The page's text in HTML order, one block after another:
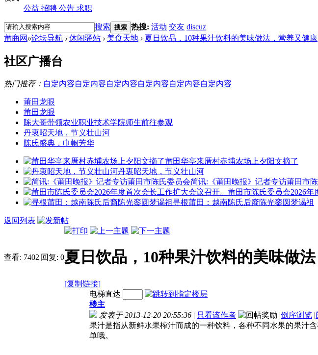
公益 招聘 公告 求职
搜索 搜索 热搜: 活动 交友 discuz
莆商网 »论坛导航 › 休闲驿站 › 美食天地 › 夏日饮品，10种果汁饮料的美味做法，营养又健康
社区广播台
热门推荐： 自定内容自定内容自定内容自定内容自定内容自定内容
莆田龙眼
莆田龙眼
陈大哥带领农业职业技术学院师生前往参观
丹衷昭天地，节义壮山河
陈氏盛典，巾帼芳华
莆田华亭来厝村赤埔农场上夕阳文摘了
丹衷昭天地，节义壮山河
简讯:《莆田晚报》记者专访莆田市
莆田市陈氏委员会2026年
寻根莆田：越南陈氏后裔陈光銮圆梦谒祖
返回列表
查看: 7402|回复: 0夏日饮品，10种果汁饮料的美味做
[复制链接]
电梯直达
楼主
发表于 2013-12-20 20:55:36 | 只看该作者 |倒序浏览 |
果汁是指从新鲜水果榨汁而成的一种饮料，各种不同水果的果汁
单哦。